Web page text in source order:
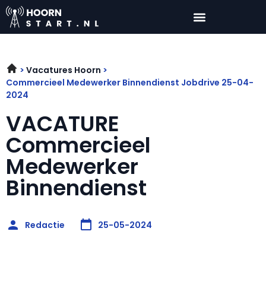
Vacatures Hoorn
Commercieel Medewerker Binnendienst Jobdrive 25-04-
2024
VACATURE
Commercieel
Medewerker
Binnendienst
Redactie 25-05-2024